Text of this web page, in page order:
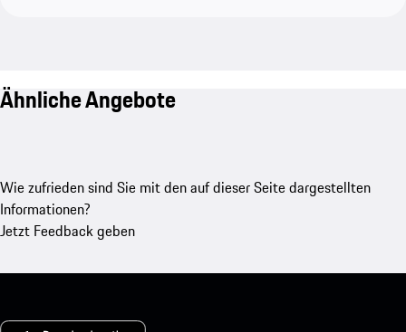
Ähnliche Angebote
Wie zufrieden sind Sie mit den auf dieser Seite dargestellten
Informationen?
Jetzt Feedback geben